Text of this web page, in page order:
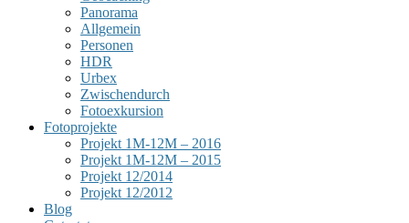
Panorama
Allgemein
Personen
HDR
Urbex
Zwischendurch
Fotoexkursion
Fotoprojekte
Projekt 1M-12M – 2016
Projekt 1M-12M – 2015
Projekt 12/2014
Projekt 12/2012
Blog